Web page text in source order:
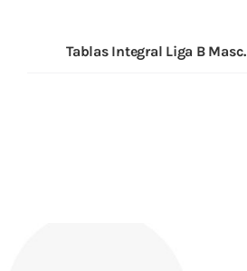
Aranceles 2026Tablas Integral Liga B Masc.